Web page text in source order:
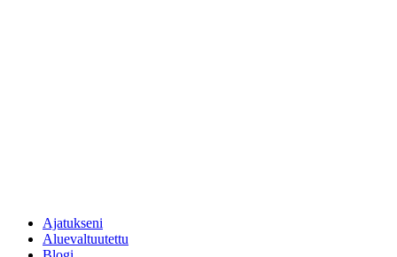
Ajatukseni
Aluevaltuutettu